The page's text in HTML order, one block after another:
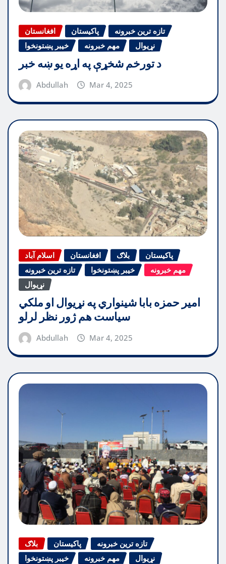
افغانستان پاکیستان
تازه ترین خبرونه
خیبر پښتونخوا
مهم خبرونه نړیوال
د تورخم شخړې په اړه یو ښه خبر
Abdullah Mar 4, 2025
اسلام آباد افغانستان بلاګ
پاکیستان
تازه ترین خبرونه
خیبر پښتونخوا
مهم خبرونه
نړیوال
امیر حمزه بابا شینواري په نړیوال او ملکي
سیاست هم ژور نظر لرلو
Abdullah Mar 4, 2025
بلاګ پاکیستان
تازه ترین خبرونه
خیبر پښتونخوا
مهم خبرونه نړیوال